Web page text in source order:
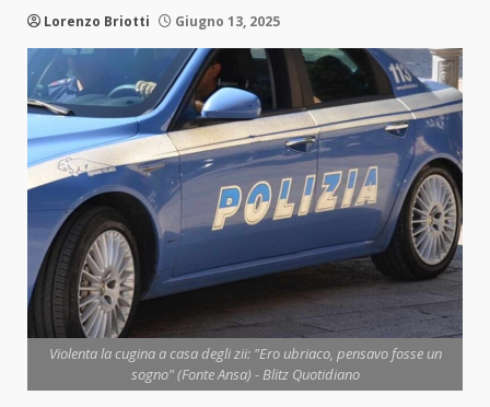
Lorenzo Briotti Giugno 13, 2025
Violenta la cugina a casa degli zii: "Ero ubriaco, pensavo fosse un
sogno" (Fonte Ansa) - Blitz Quotidiano